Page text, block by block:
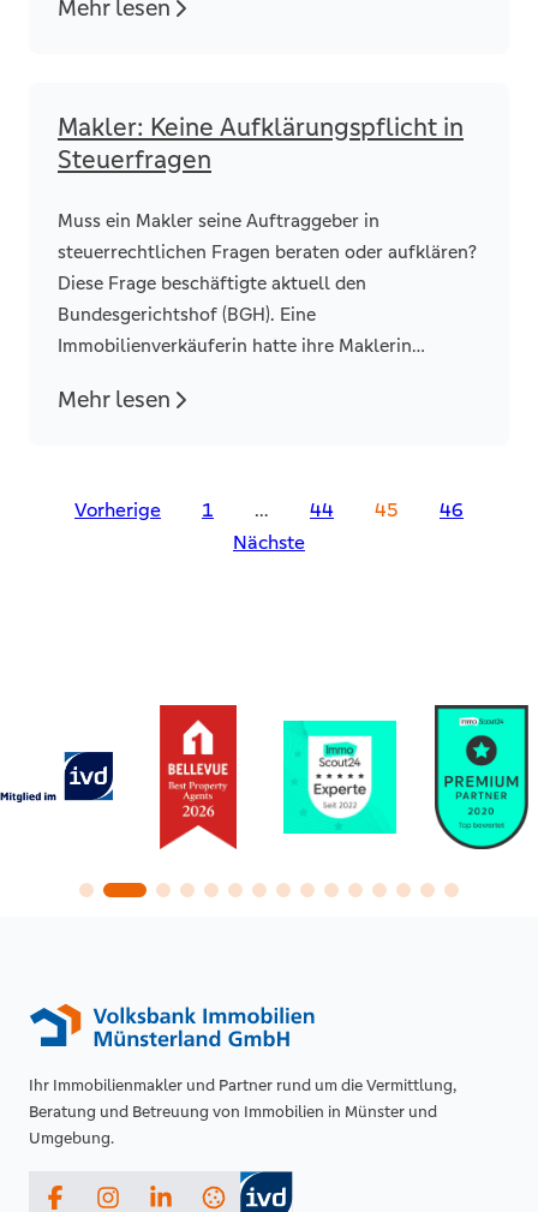
Mehr lesen
Makler: Keine Aufklärungspflicht in
Steuerfragen
Muss ein Makler seine Auftraggeber in
steuerrechtlichen Fragen beraten oder aufklären?
Diese Frage beschäftigte aktuell den
Bundesgerichtshof (BGH). Eine
Immobilienverkäuferin hatte ihre Maklerin
Spekulationsfrist hingewiesen hatte.
Mehr lesen
Seitennummerierung
Vorherige 1 … 44 45
46
Nächste
Ihr Immobilienmakler und Partner rund um die Vermittlung,
Beratung und Betreuung von Immobilien in Münster und
Umgebung.